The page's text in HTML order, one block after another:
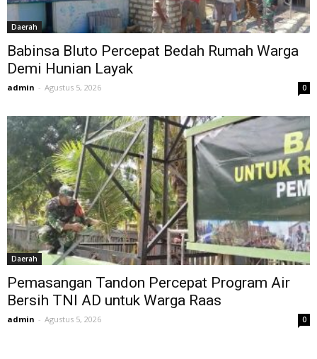
Daerah
Babinsa Bluto Percepat Bedah Rumah Warga
Demi Hunian Layak
admin - Agustus 5, 2026 0
Daerah
Pemasangan Tandon Percepat Program Air
Bersih TNI AD untuk Warga Raas
admin - Agustus 5, 2026 0